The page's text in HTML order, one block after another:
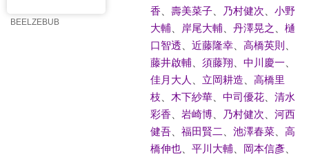
BEELZEBUB
香
壽美菜子、 乃村健次
小野
大輔、 岸尾大輔、 丹澤晃之
樋
口智透
近藤隆幸、 高橋英則
藤井啟輔、 須藤翔 中川慶一
佳月大人
立岡耕造
高橋里
枝
木下紗華、 中司優花、 清水
彩香
岩崎博、 乃村健次
河西
健吾、 福田賢二 池澤春菜、 高
橋伸也、 平川大輔、 岡本信彥、